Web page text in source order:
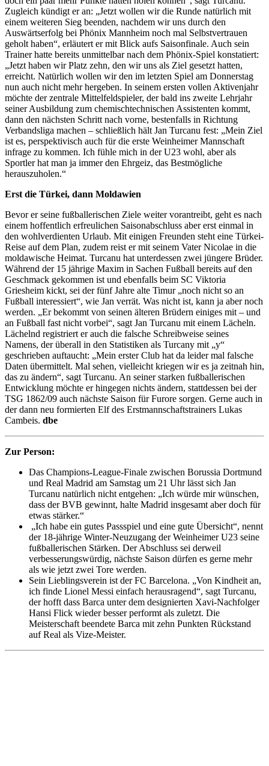
Zugleich kündigt er an: „Jetzt wollen wir die Runde natürlich mit
einem weiteren Sieg beenden, nachdem wir uns durch den
Auswärtserfolg bei Phönix Mannheim noch mal Selbstvertrauen
geholt haben“, erläutert er mit Blick aufs Saisonfinale. Auch sein
Trainer hatte bereits unmittelbar nach dem Phönix-Spiel konstatiert:
„Jetzt haben wir Platz zehn, den wir uns als Ziel gesetzt hatten,
erreicht. Natürlich wollen wir den im letzten Spiel am Donnerstag
nun auch nicht mehr hergeben. In seinem ersten vollen Aktivenjahr
möchte der zentrale Mittelfeldspieler, der bald ins zweite Lehrjahr
seiner Ausbildung zum chemischtechnischen Assistenten kommt,
dann den nächsten Schritt nach vorne, bestenfalls in Richtung
Verbandsliga machen – schließlich hält Jan Turcanu fest: „Mein Ziel
ist es, perspektivisch auch für die erste Weinheimer Mannschaft
infrage zu kommen. Ich fühle mich in der U23 wohl, aber als
Sportler hat man ja immer den Ehrgeiz, das Bestmögliche
herauszuholen.“
Erst die Türkei, dann Moldawien
Bevor er seine fußballerischen Ziele weiter vorantreibt, geht es nach
einem hoffentlich erfreulichen Saisonabschluss aber erst einmal in
den wohlverdienten Urlaub. Mit einigen Freunden steht eine Türkei-
Reise auf dem Plan, zudem reist er mit seinem Vater Nicolae in die
moldawische Heimat. Turcanu hat unterdessen zwei jüngere Brüder.
Während der 15 jährige Maxim in Sachen Fußball bereits auf den
Geschmack gekommen ist und ebenfalls beim SC Viktoria
Griesheim kickt, sei der fünf Jahre alte Timur „noch nicht so an
Fußball interessiert“, wie Jan verrät. Was nicht ist, kann ja aber noch
werden. „Er bekommt von seinen älteren Brüdern einiges mit – und
an Fußball fast nicht vorbei“, sagt Jan Turcanu mit einem Lächeln.
Lächelnd registriert er auch die falsche Schreibweise seines
Namens, der überall in den Statistiken als Turcany mit „y“
geschrieben auftaucht: „Mein erster Club hat da leider mal falsche
Daten übermittelt. Mal sehen, vielleicht kriegen wir es ja zeitnah hin,
das zu ändern“, sagt Turcanu. An seiner starken fußballerischen
Entwicklung möchte er hingegen nichts ändern, stattdessen bei der
TSG 1862/09 auch nächste Saison für Furore sorgen. Gerne auch in
der dann neu formierten Elf des Erstmannschaftstrainers Lukas
Cambeis. dbe
Zur Person:
Das Champions-League-Finale zwischen Borussia Dortmund
und Real Madrid am Samstag um 21 Uhr lässt sich Jan
Turcanu natürlich nicht entgehen: „Ich würde mir wünschen,
dass der BVB gewinnt, halte Madrid insgesamt aber doch für
etwas stärker.“
„Ich habe ein gutes Passspiel und eine gute Übersicht“, nennt
der 18-jährige Winter-Neuzugang der Weinheimer U23 seine
fußballerischen Stärken. Der Abschluss sei derweil
verbesserungswürdig, nächste Saison dürfen es gerne mehr
als wie jetzt zwei Tore werden.
Sein Lieblingsverein ist der FC Barcelona. „Von Kindheit an,
ich finde Lionel Messi einfach herausragend“, sagt Turcanu,
der hofft dass Barca unter dem designierten Xavi-Nachfolger
Hansi Flick wieder besser performt als zuletzt. Die
Meisterschaft beendete Barca mit zehn Punkten Rückstand
auf Real als Vize-Meister.